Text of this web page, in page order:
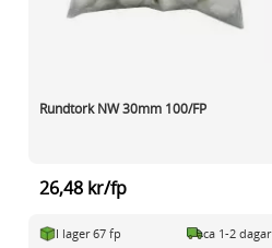
Rundtork NW 30mm 100/FP
26,48 kr/fp
I lager 67 fp ca 1-2 dagar